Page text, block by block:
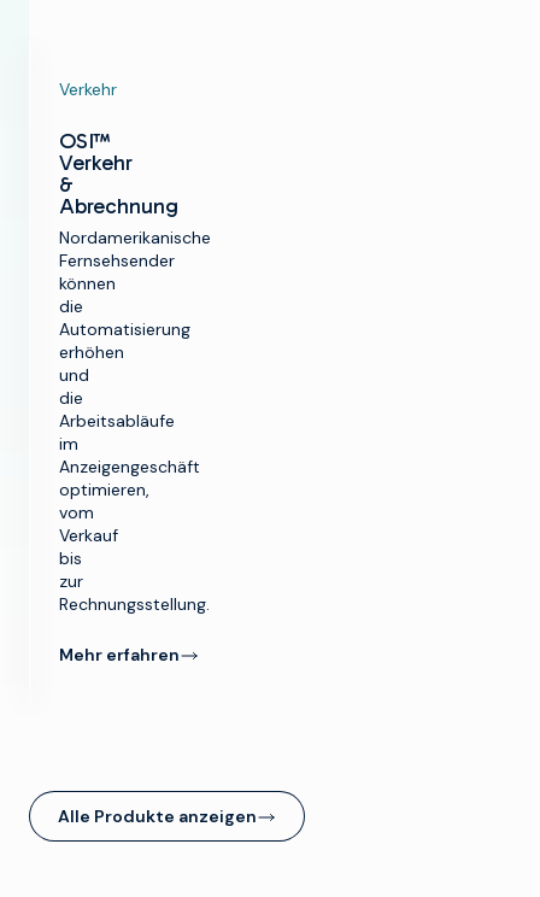
Verkehr
OSI™
Verkehr
&
Abrechnung
Nordamerikanische
Fernsehsender
können
die
Automatisierung
erhöhen
und
die
Arbeitsabläufe
im
Anzeigengeschäft
optimieren,
vom
Verkauf
bis
zur
Rechnungsstellung.
Mehr erfahren
Alle Produkte anzeigen